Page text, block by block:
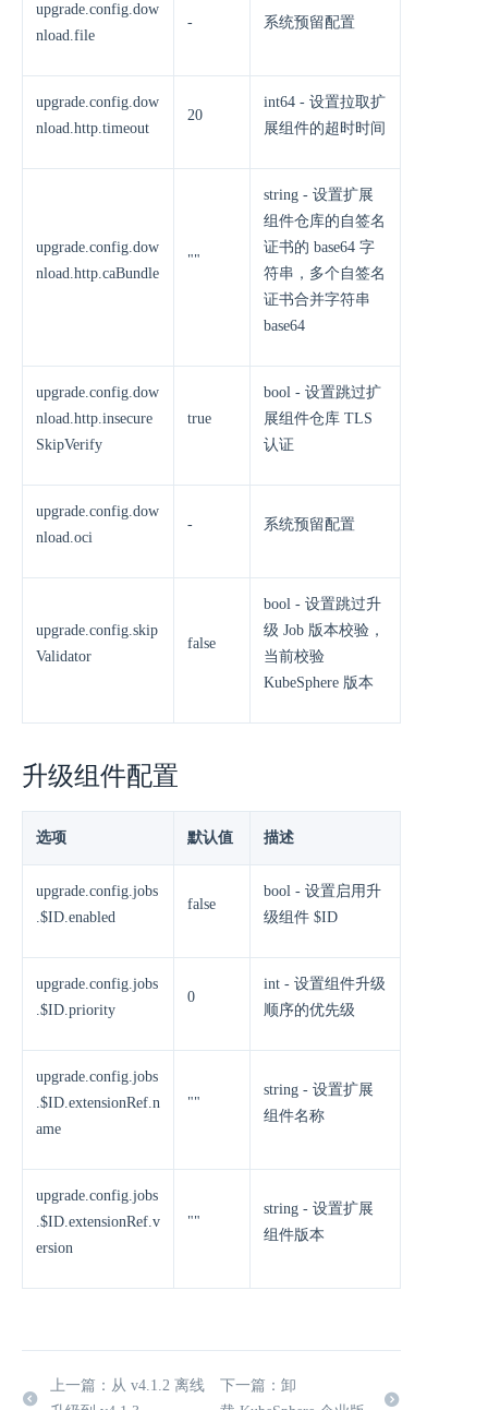
upgrade.config.dow
nload.file
- 系统预留配置
upgrade.config.dow
nload.http.timeout
20
int64 - 设置拉取扩
展组件的超时时间
upgrade.config.dow
nload.http.caBundle
""
string - 设置扩展
组件仓库的自签名
证书的 base64 字
符串，多个自签名
证书合并字符串
base64
upgrade.config.dow
nload.http.insecure
SkipVerify
true
bool - 设置跳过扩
展组件仓库 TLS
认证
upgrade.config.dow
nload.oci
- 系统预留配置
upgrade.config.skip
Validator
false
bool - 设置跳过升
级 Job 版本校验，
当前校验
KubeSphere 版本
升级组件配置
选项 默认值 描述
upgrade.config.jobs
.$ID.enabled
false
bool - 设置启用升
级组件 $ID
upgrade.config.jobs
.$ID.priority
0
int - 设置组件升级
顺序的优先级
upgrade.config.jobs
.$ID.extensionRef.n
ame
""
string - 设置扩展
组件名称
upgrade.config.jobs
.$ID.extensionRef.v
ersion
""
string - 设置扩展
组件版本
上一篇：从 v4.1.2 离线
下一篇：卸